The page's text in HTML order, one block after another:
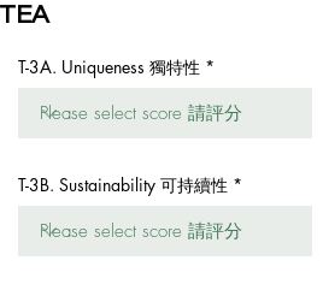
T-3A. Uniqueness 獨特性
T-3B. Sustainability 可持續性